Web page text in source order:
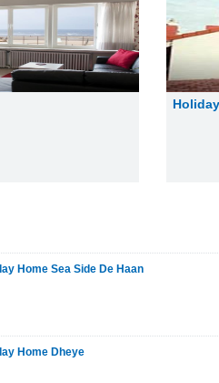
Home Sea Side De Haan
Home Dheye